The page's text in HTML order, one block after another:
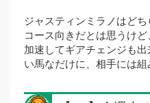
ジャスティンミラノはど
コース向きだとは思うけ
加速してギアチェンジも
い馬なだけに、相手には組